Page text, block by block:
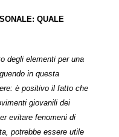
QUALE
degli elementi per una
in questa
è positivo il fatto che
giovanili dei
evitare fenomeni di
potrebbe essere utile